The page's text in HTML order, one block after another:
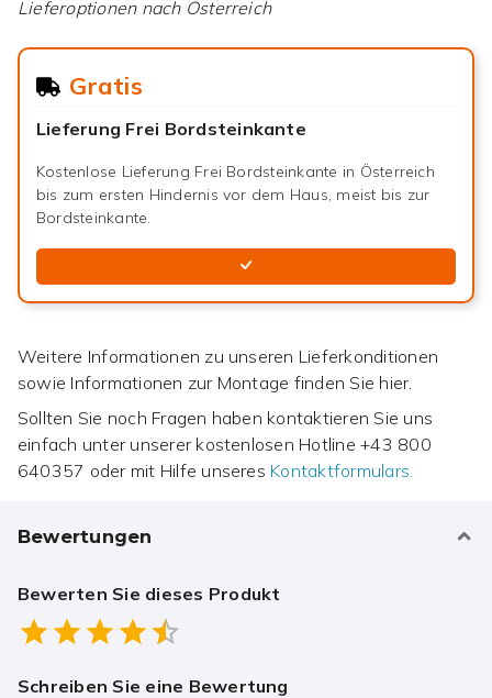
Lieferoptionen nach Österreich
Gratis
Lieferung Frei Bordsteinkante
Kostenlose Lieferung Frei Bordsteinkante in Österreich
bis zum ersten Hindernis vor dem Haus, meist bis zur
Bordsteinkante.
Weitere Informationen zu unseren Lieferkonditionen
sowie Informationen zur Montage finden Sie hier.
Sollten Sie noch Fragen haben kontaktieren Sie uns
einfach unter unserer kostenlosen Hotline+43 800
640357 oder mit Hilfe unseres Kontaktformulars.
Bewertungen
Bewerten Sie dieses Produkt
0.5 Stars
1 Star1.5 Stars
2 Stars
2.5 Stars
3 Stars
3.5 Stars
4 Stars4.5 Stars
5 Stars
Schreiben Sie eine Bewertung